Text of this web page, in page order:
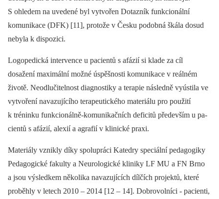
S ohledem na uvedené byl vytvořen Dotazník funkcionální
komunikace (DFK) [11], protože v Česku podobná škála dosud
nebyla k dispozici.
Logopedická intervence u pa­cientů s afázií si klade za cíl
dosažení maximální možné úspěšnosti komunikace v reálném
životě. Neodlučitelnost dia­gnostiky a terapie následně vyústila ve
vytvoření navazujícího terapeutického materiálu pro použití
k tréninku funkcionálně‑komunikačních deficitů především u pa­
cientů s afázií, alexií a agrafií v klinické praxi.
Materiály vznikly díky spolupráci Katedry speciální pedagogiky
Pedagogické fakulty a Neurologické kliniky LF MU a FN Brno
a jsou výsledkem několika navazujících dílčích projektů, které
proběhly v letech 2010 –⁠ 2014 [12 –⁠ 14]. Dobrovolníci ‑⁠ pa­cienti,